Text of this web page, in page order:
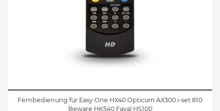
Fernbedienung für Easy One HX40 Opticum AX300 i-set 810
Beware HK540 Faval HS100